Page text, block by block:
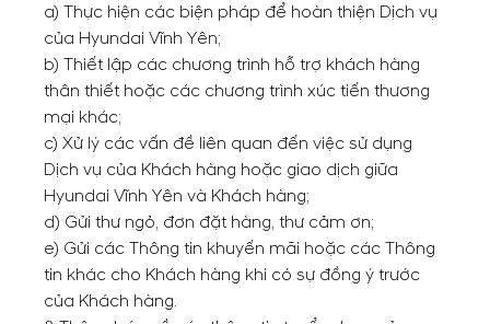
a) Thực hiện các biện pháp để hoàn thiện Dịch vụ
của Hyundai Vĩnh Yên;
b) Thiết lập các chương trình hỗ trợ khách hàng
thân thiết hoặc các chương trình xúc tiến thương
mại khác;
c) Xử lý các vấn đề liên quan đến việc sử dụng
Dịch vụ của Khách hàng hoặc giao dịch giữa
Hyundai Vĩnh Yên và Khách hàng;
d) Gửi thư ngỏ, đơn đặt hàng, thư cảm ơn;
e) Gửi các Thông tin khuyến mãi hoặc các Thông
tin khác cho Khách hàng khi có sự đồng ý trước
của Khách hàng.